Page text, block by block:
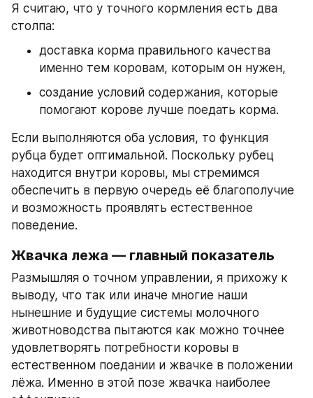
Я считаю, что у точного кормления есть два
столпа:
доставка корма правильного качества
именно тем коровам, которым он нужен,
создание условий содержания, которые
помогают корове лучше поедать корма.
Если выполняются оба условия, то функция
рубца будет оптимальной. Поскольку рубец
находится внутри коровы, мы стремимся
обеспечить в первую очередь её благополучие
и возможность проявлять естественное
поведение.
Жвачка лежа — главный показатель
Размышляя о точном управлении, я прихожу к
выводу, что так или иначе многие наши
нынешние и будущие системы молочного
животноводства пытаются как можно точнее
удовлетворять потребности коровы в
естественном поедании и жвачке в положении
лёжа. Именно в этой позе жвачка наиболее